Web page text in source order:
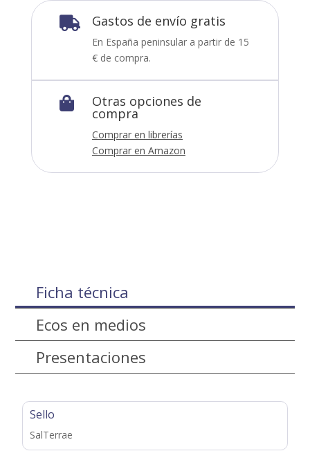
 Gastos de envío gratis
En España peninsular a partir de 15
€ de compra.
 Otras opciones de
compra
Comprar en librerías
Comprar en Amazon
Ficha técnica
Ecos en medios
Presentaciones
Sello
SalTerrae